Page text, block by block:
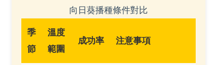
向日葵播種條件對比
季
節
溫度
範圍
成功率 注意事項